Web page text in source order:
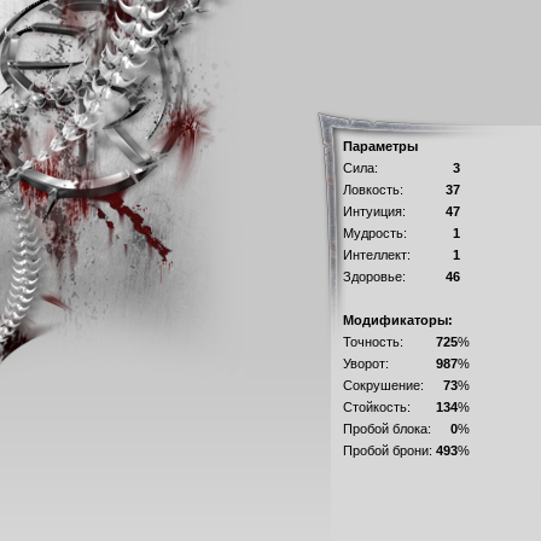
Параметры
Сила:
3
Ловкость:
37
Интуиция:
47
Мудрость:
1
Интеллект:
1
Здоровье:
46
Модификаторы:
Точность:
725%
Уворот:
987%
Сокрушение:
73%
Стойкость:
134%
Пробой блока:
0%
Пробой брони: 493%